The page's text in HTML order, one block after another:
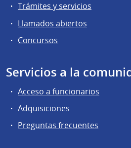
Trámites y servicios
Llamados abiertos
Concursos
Servicios a la
Acceso a funcionarios
Adquisiciones
Preguntas frecuentes